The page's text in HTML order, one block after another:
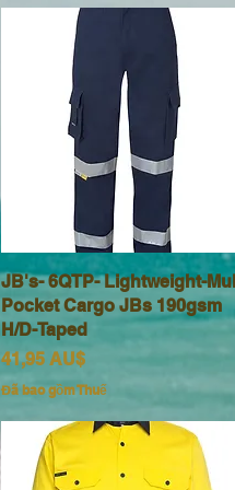
Xem nhanh
JB's- 6QTP- Lightweight-
Pocket Cargo JBs 190gsm
H/D-Taped
Giá
41,95 AU$
Đã bao gồm Thuế